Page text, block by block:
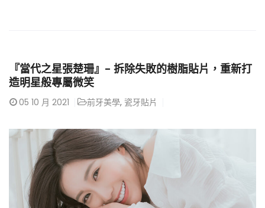
『當代之星張楚珊』- 拆除失敗的樹脂貼片，重新打
造明星般專屬微笑
05 10 月 2021 前牙美學, 瓷牙貼片